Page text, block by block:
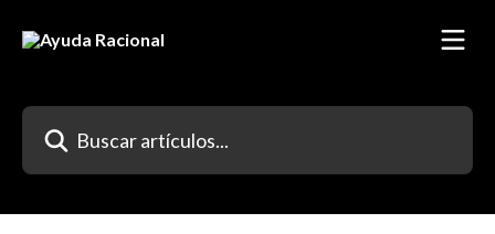
Buscar artículos...